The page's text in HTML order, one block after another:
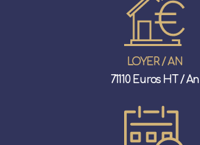
LOYER / AN
71110 Euros HT / An